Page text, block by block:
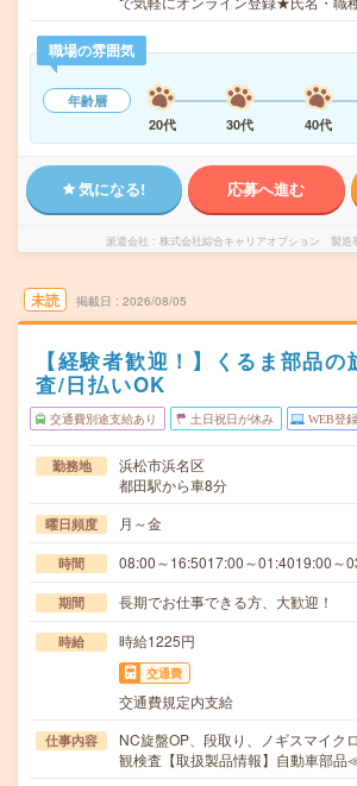
職場の雰囲気
年齢層
20代
30代 40代
気になる! 応募へ進む
派遣会社 株式会社綜合キャリアオプション 製造
未読 掲載日 2026/08/05
【経験者歓迎！】くるま部品の
査/日払いOK
交通費別途支給あり 土日祝日が休み WEB登
勤務地
浜松市浜名区
都田駅から車8分
曜日頻度 月～金
時間 08:00～16:5017:00～01:4019:00～
期間 長期でお仕事できる方、大歓迎！
時給 時給1225円
交通費
交通費規定内支給
仕事内容
NC旋盤OP、段取り、ノギスマイク
観検査【取扱製品情報】自動車部